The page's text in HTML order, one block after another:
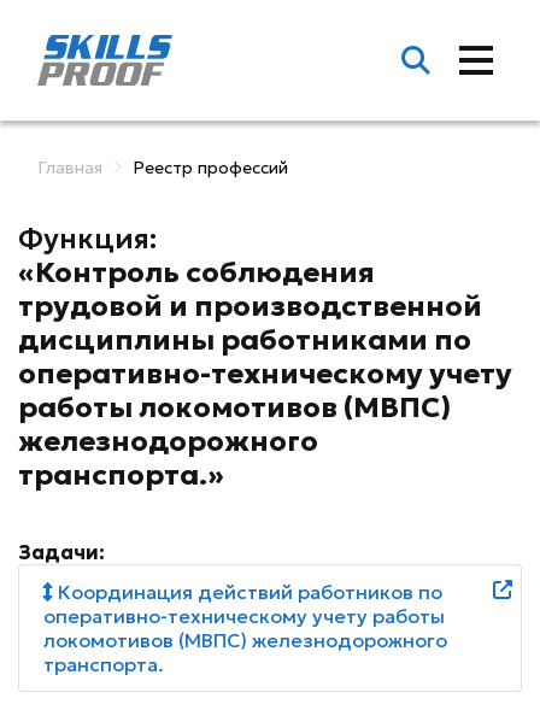
Главная Реестр профессий
Функция:
«Контроль соблюдения
трудовой и производственной
дисциплины работниками по
оперативно-техническому учету
работы локомотивов (МВПС)
железнодорожного
транспорта.»
Задачи:
Координация действий работников по
оперативно-техническому учету работы
локомотивов (МВПС) железнодорожного
транспорта.